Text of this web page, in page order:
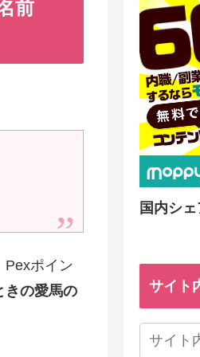
前
Pexポイン
きの愛馬の
国内シ
サイト